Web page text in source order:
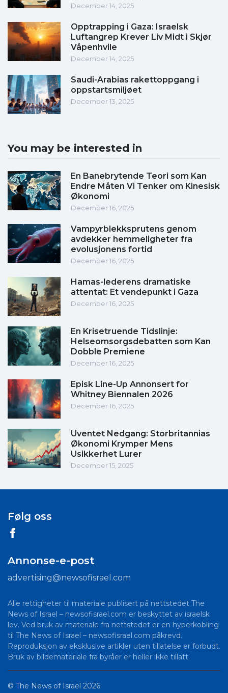
December 14, 2025
Opptrapping i Gaza: Israelsk
Luftangrep Krever Liv Midt i Skjør
Våpenhvile
December 14, 2025
Saudi-Arabias rakettoppgang i
oppstartsmiljøet
December 13, 2025
You may be interested in
En Banebrytende Teori som Kan
Endre Måten Vi Tenker om Kinesisk
Økonomi
December 16, 2025
Vampyrblekksprutens genom
avdekker hemmeligheter fra
evolusjonens fortid
December 16, 2025
Hamas-lederens dramatiske
attentat: Et vendepunkt i Gaza
December 16, 2025
En Krisetruende Tidslinje:
Helseomsorgsdebatten som Kan
Dobble Premiene
December 16, 2025
Episk Line-Up Annonsert for
Whitney Biennalen 2026
December 16, 2025
Uventet Nedgang: Storbritannias
Økonomi Krymper Mens
Usikkerhet Lurer
December 15, 2025
Følg oss
Annonse-e-post
advertising@newsofisrael.com
Alle rettigheter til materiale publisert på nettstedet The
News of Israel – newsofisrael.com er beskyttet av israelsk
lov. Ved bruk av materiale fra nettstedet er en hyperkobling
til The News of Israel – newsofisrael.com påkrevd.
Reproduksjon av eksklusive artikler uten tillatelse er forbudt.
Bruk av bildemateriale fra byråer er heller ikke tillatt.
© The News of Israel 2026